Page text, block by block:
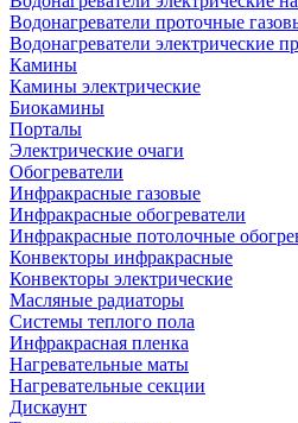
Водонагреватели проточные
Водонагреватели электрические
Камины
Камины электрические
Биокамины
Порталы
Электрические очаги
Обогреватели
Инфракрасные газовые
Инфракрасные обогреватели
Инфракрасные потолочные
Конвекторы инфракрасные
Конвекторы электрические
Масляные радиаторы
Системы теплого пола
Инфракрасная пленка
Нагревательные маты
Нагревательные секции
Дискаунт